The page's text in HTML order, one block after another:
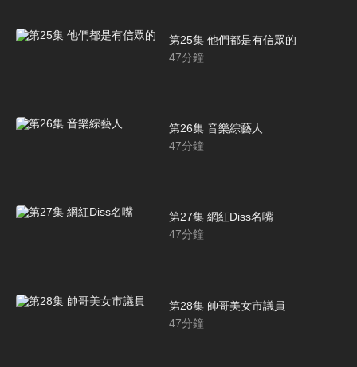
第25集 他們都是有信眾的
47分鐘
第26集 音樂綜藝人
47分鐘
第27集 網紅Diss名嘴
47分鐘
第28集 帥哥美女市議員
47分鐘